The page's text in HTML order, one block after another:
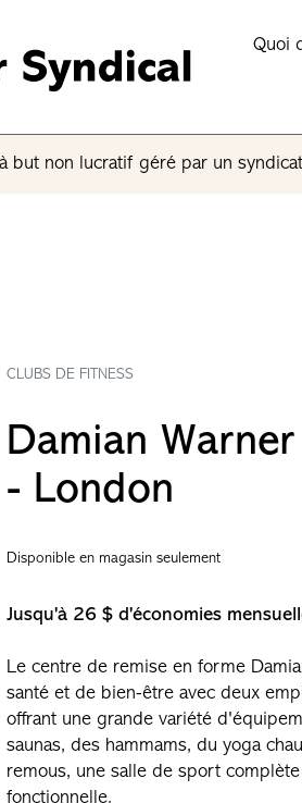
Quoi
but non lucratif géré par un
CLUBS DE FITNESS
Damian
- London
Disponible en magasin seulement
Jusqu'à 26 $ d'économies
Le centre de remise en forme
santé et de bien-être avec deux
offrant une grande variété
saunas, des hammams, du yoga
remous, une salle de sport
fonctionnelle.